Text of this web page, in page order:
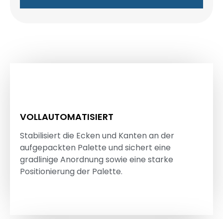
VOLLAUTOMATISIERT
Stabilisiert die Ecken und Kanten an der
aufgepackten Palette und sichert eine
gradlinige Anordnung sowie eine starke
Positionierung der Palette.